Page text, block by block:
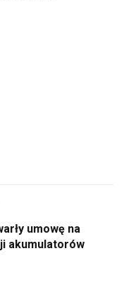
umowę na
akumulatorów